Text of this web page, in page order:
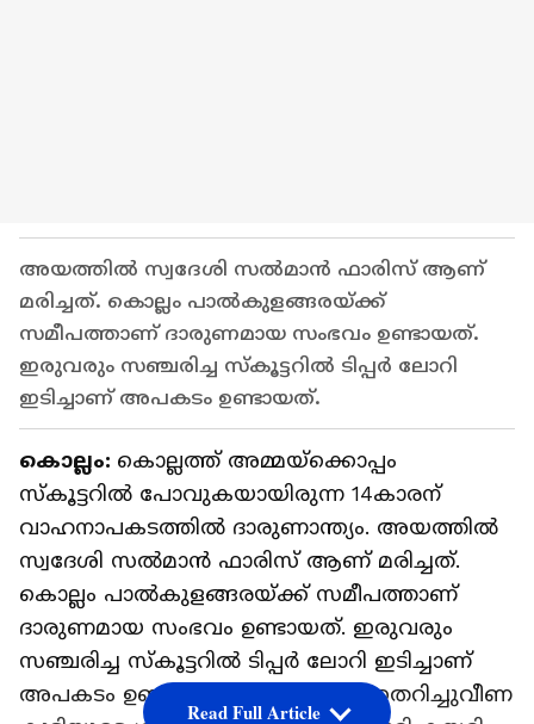
അയത്തിൽ സ്വദേശി സൽമാൻ ഫാരിസ് ആണ്
മരിച്ചത്. കൊല്ലം പാൽകുളങ്ങരയ്ക്ക്
സമീപത്താണ് ദാരുണമായ സംഭവം ഉണ്ടായത്.
ഇരുവരും സഞ്ചരിച്ച സ്കൂട്ടറിൽ ടിപ്പർ ലോറി
ഇടിച്ചാണ് അപകടം ഉണ്ടായത്.
കൊല്ലം: കൊല്ലത്ത് അമ്മയ്ക്കൊപ്പം
സ്കൂട്ടറിൽ പോവുകയായിരുന്ന 14കാരന്
വാഹനാപകടത്തിൽ ദാരുണാന്ത്യം. അയത്തിൽ
സ്വദേശി സൽമാൻ ഫാരിസ് ആണ് മരിച്ചത്.
കൊല്ലം പാൽകുളങ്ങരയ്ക്ക് സമീപത്താണ്
ദാരുണമായ സംഭവം ഉണ്ടായത്. ഇരുവരും
സഞ്ചരിച്ച സ്കൂട്ടറിൽ ടിപ്പർ ലോറി ഇടിച്ചാണ്
അപകടം ഉണ്ടായത്. റോഡിലേക്ക് തെറിച്ചുവീണ
Read Full Article